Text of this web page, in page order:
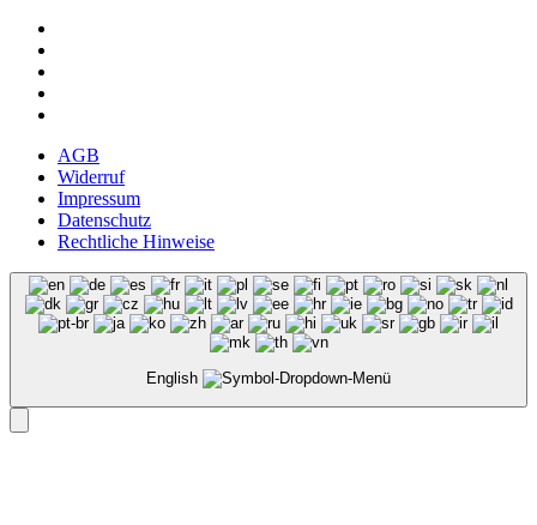
AGB
Widerruf
Impressum
Datenschutz
Rechtliche Hinweise
English